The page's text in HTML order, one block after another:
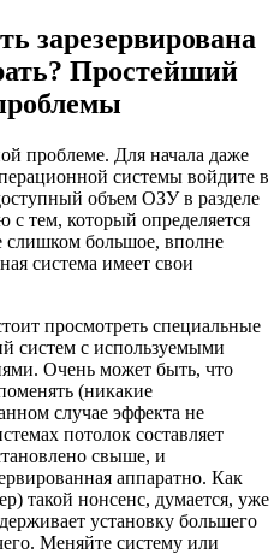
зарезервирована
Простейший
проблеме. Для начала даже
системы войдите в
объем ОЗУ в разделе
с тем, который определяется
слишком большое, вполне
система имеет свои
просмотреть специальные
систем с используемыми
Очень может быть, что
(никакие
случае эффекта не
потолок составляет
свыше, и
аппаратно. Как
такой нонсенс, думается, уже
установку большего
Меняйте систему или